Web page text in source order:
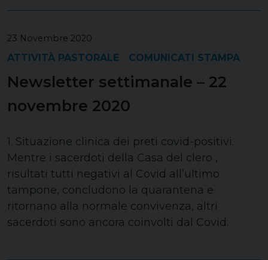
23 Novembre 2020
ATTIVITÀ PASTORALE COMUNICATI STAMPA
Newsletter settimanale – 22
novembre 2020
1. Situazione clinica dei preti covid-positivi.
Mentre i sacerdoti della Casa del clero ,
risultati tutti negativi al Covid all’ultimo
tampone, concludono la quarantena e
ritornano alla normale convivenza, altri
sacerdoti sono ancora coinvolti dal Covid: